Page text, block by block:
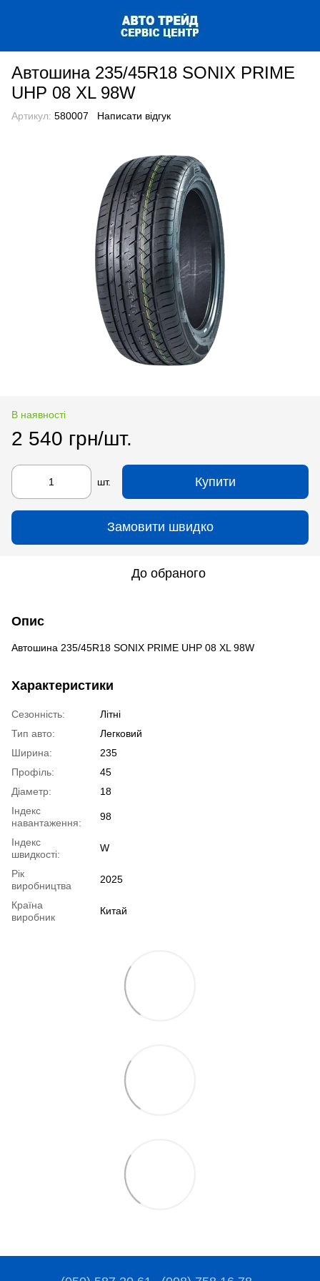
Автошина 235/45R18 SONIX PRIME
UHP 08 XL 98W
Артикул: 580007 Написати відгук
В наявності
2 540 грн/шт.
шт. Купити
Замовити швидко
До обраного
Опис
Автошина 235/45R18 SONIX PRIME UHP 08 XL 98W
Характеристики
Сезонність:
Літні
Тип авто:
Легковий
Ширина:
235
Профіль:
45
Діаметр:
18
Індекс
навантаження:
98
Індекс
швидкості:
W
Рік
виробництва
2025
Країна
виробник
Китай